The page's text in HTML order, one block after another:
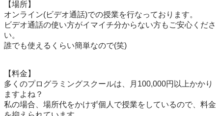
【場所】
オンライン(ビデオ通話)での授業を行なっております。
ビデオ通話の使い方がイマイチ分からない方もご安心くださ
い。
誰でも使えるくらい簡単なので(笑)
【料金】
多くのプログラミングスクールは、月100,000円以上かかり
ますよね？
私の場合、場所代をかけず個人で授業をしているので、料金